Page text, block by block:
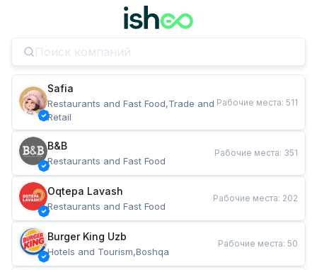
Safia
Restaurants and Fast Food,Trade and
Retail
Рабочие места: 511
B&B
Restaurants and Fast Food
Рабочие места: 351
Oqtepa Lavash
Restaurants and Fast Food
Рабочие места: 202
Burger King Uzb
Hotels and Tourism,Boshqa
Рабочие места: 50